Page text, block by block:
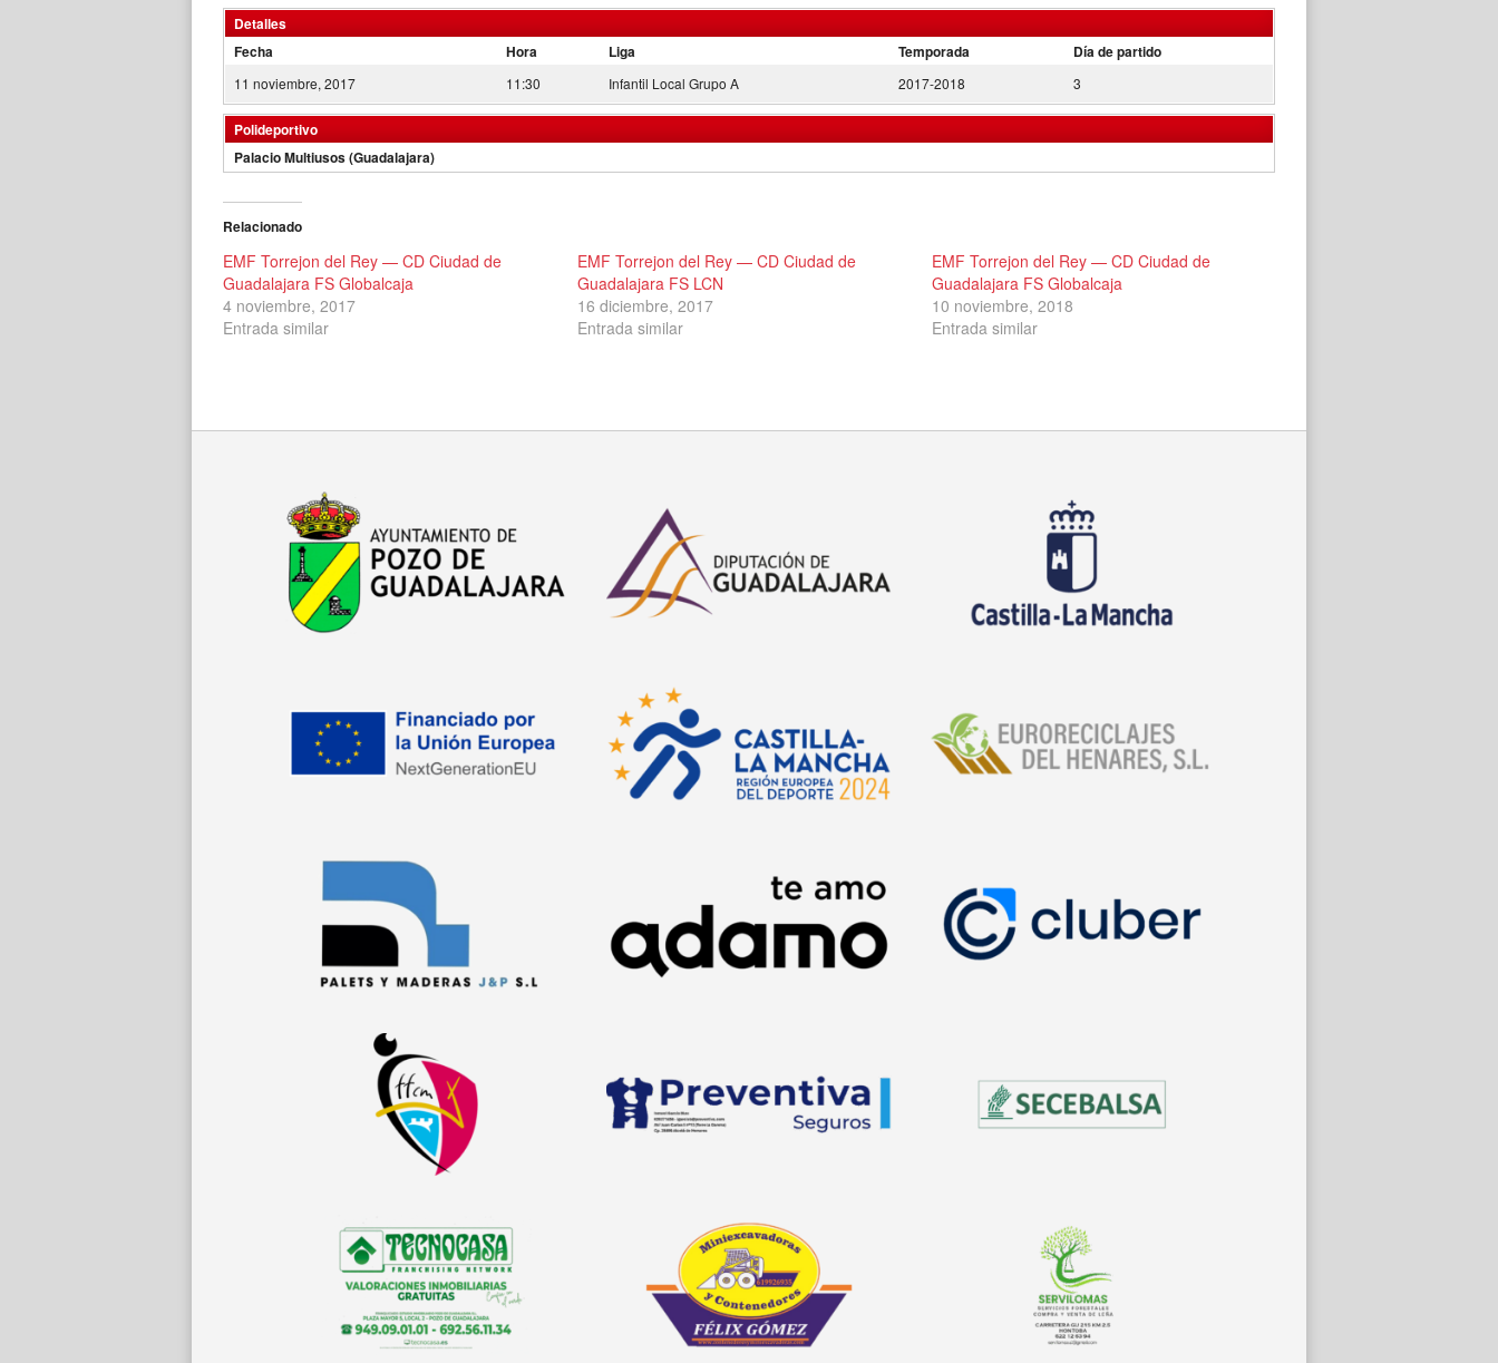
Detalles
Fecha
Hora Liga Temporada Día de partido
11 noviembre, 2017 11:30 Infantil Local Grupo A 2017-2018 3
Polideportivo
Palacio Multiusos (Guadalajara)
Relacionado
EMF Torrejon del Rey — CD Ciudad de
Guadalajara FS Globalcaja
4 noviembre, 2017
Entrada similar
EMF Torrejon del Rey — CD Ciudad de
Guadalajara FS LCN
16 diciembre, 2017
Entrada similar
EMF Torrejon del Rey — CD Ciudad de
Guadalajara FS Globalcaja
10 noviembre, 2018
Entrada similar